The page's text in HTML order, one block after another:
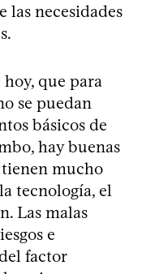
las necesidades
que para
se puedan
básicos de
hay buenas
tienen mucho
tecnología, el
Las malas
e
factor